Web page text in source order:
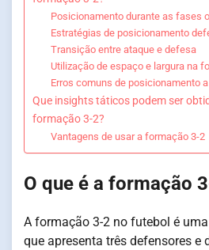
Posicionamento durante as fases
Estratégias de posicionamento
Transição entre ataque e defesa
Utilização de espaço e largura na
Erros comuns de posicionamento
Que insights táticos podem ser
formação 3-2?
Vantagens de usar a formação 3-2
O que é a formação
A formação 3-2 no futebol é
que apresenta três defensores e